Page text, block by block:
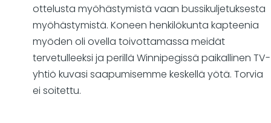
ottelusta myöhästymistä vaan bussikuljetuksesta
myöhästymistä. Koneen henkilökunta kapteenia
myöden oli ovella toivottamassa meidät
tervetulleeksi ja perillä Winnipegissä paikallinen TV-
yhtiö kuvasi saapumisemme keskellä yötä. Torvia
ei soitettu.